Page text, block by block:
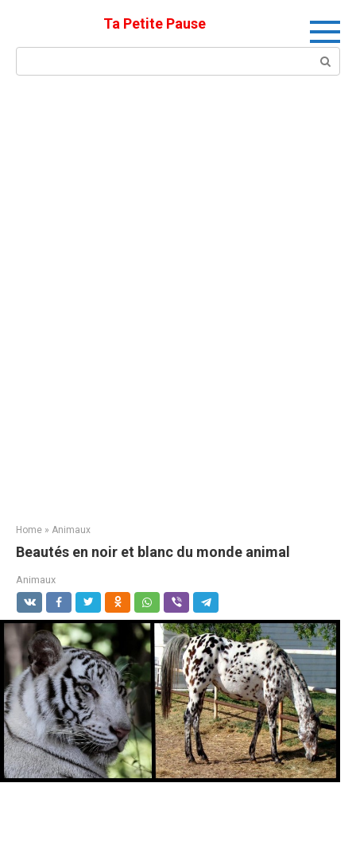
Ta Petite Pause
Search:
Home » Animaux
Beautés en noir et blanc du monde animal
Animaux